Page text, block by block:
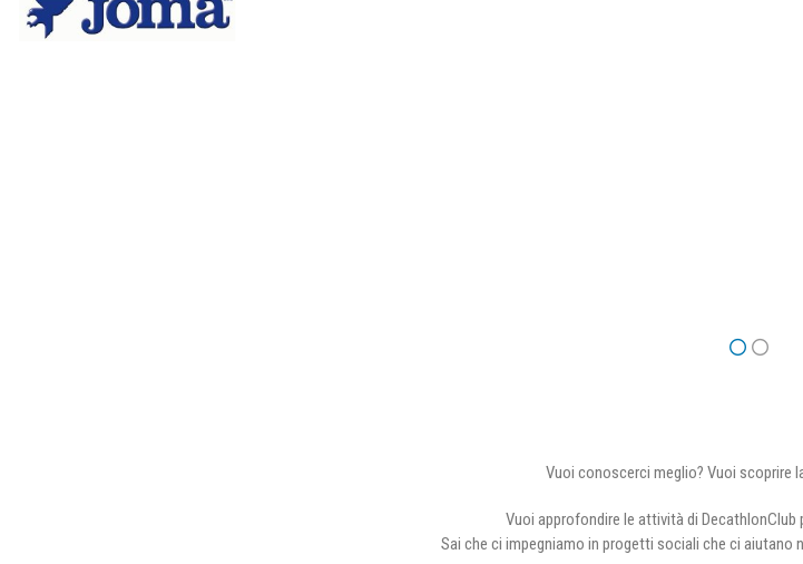
Vuoi conoscerci meglio? Vuoi scoprire
Vuoi approfondire le attività di DecathlonClub
Sai che ci impegniamo in progetti sociali che ci aiutano